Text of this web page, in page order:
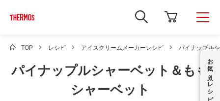
新
し
ィ
ン
ウ
で
Google
TOP レシピ アイスクリームメーカーレシピ パイナップル
パイナップルシャーベット＆もも
シャーベット
お気に入り
レシピ